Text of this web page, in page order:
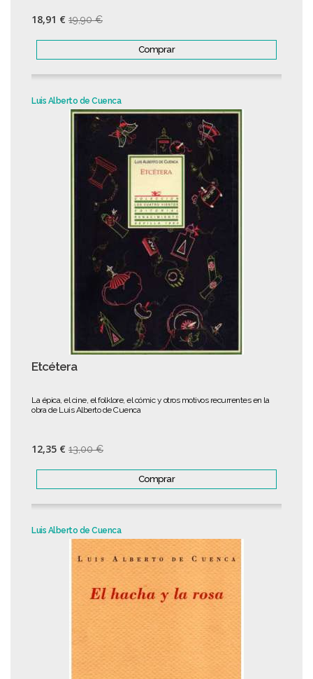
18,91 € 19,90 €
Comprar
Luis Alberto de Cuenca
Etcétera
La épica, el cine, el folklore, el cómic y otros motivos recurrentes en la
obra de Luis Alberto de Cuenca
12,35 € 13,00 €
Comprar
Luis Alberto de Cuenca